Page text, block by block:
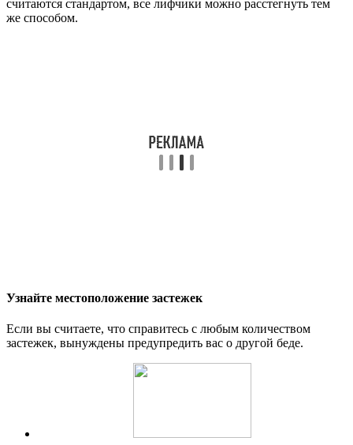
считаются стандартом, все лифчики можно расстегнуть тем
же способом.
Узнайте местоположение застежек
Если вы считаете, что справитесь с любым количеством
застежек, вынуждены предупредить вас о другой беде.